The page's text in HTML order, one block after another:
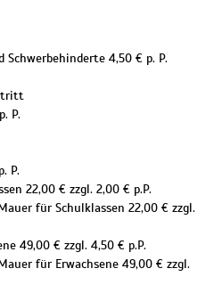
Schwerbehinderte 4,50 € p. P.
P.
P.
22,00 € zzgl. 2,00 € p.P.
für Schulklassen 22,00 € zzgl.
49,00 € zzgl. 4,50 € p.P.
für Erwachsene 49,00 € zzgl.